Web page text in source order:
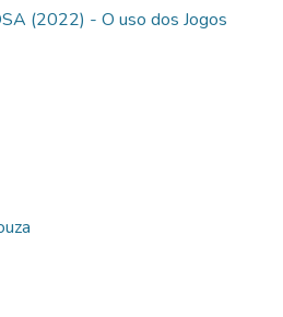
(2022) - O uso dos Jogos